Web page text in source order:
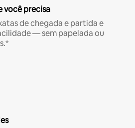
você precisa
de chegada e partida e
— sem papelada ou